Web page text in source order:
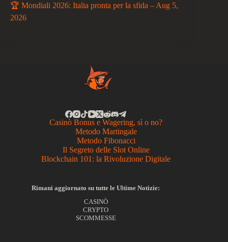
🏆 Mondiali 2026: Italia pronta per la sfida – Aug 5,
2026
Casinò Bonus e Wagering, sì o no?
Metodo Martingale
Metodo Fibonacci
Il Segreto delle Slot Online
Blockchain 101: la Rivoluzione Digitale
Rimani aggiornato su tutte le Ultime Notizie:
CASINÒ
CRYPTO
SCOMMESSE